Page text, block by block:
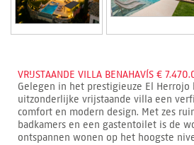
VRIJSTAANDE VILLA BENAHAVÍS €
Gelegen in het prestigieuze El Herrojo
uitzonderlijke vrijstaande villa een
comfort en modern design. Met zes
badkamers en een gastentoilet is de
ontspannen wonen op het hoogste